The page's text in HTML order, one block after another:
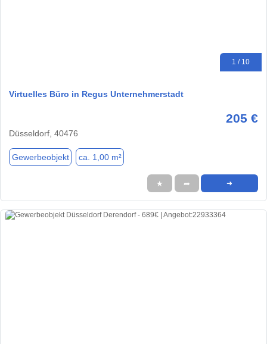
1 / 10
Virtuelles Büro in Regus Unternehmerstadt
205 €
Düsseldorf, 40476
Gewerbeobjekt ca. 1,00 m²
★ ➦ ➜